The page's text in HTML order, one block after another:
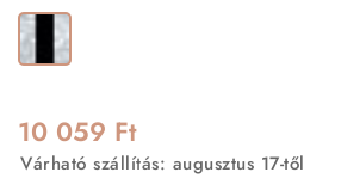
Fekete-
ezüst
10 059 Ft
Várható szállítás: augusztus 17-től